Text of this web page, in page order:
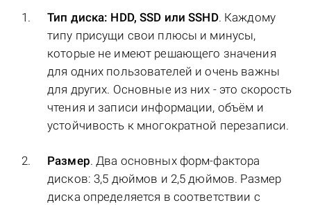
Тип диска: HDD, SSD или SSHD. Каждому
типу присущи свои плюсы и минусы,
которые не имеют решающего значения
для одних пользователей и очень важны
для других. Основные из них - это скорость
чтения и записи информации, объём и
устойчивость к многократной перезаписи.
Размер. Два основных форм-фактора
дисков: 3,5 дюймов и 2,5 дюймов. Размер
диска определяется в соответствии с